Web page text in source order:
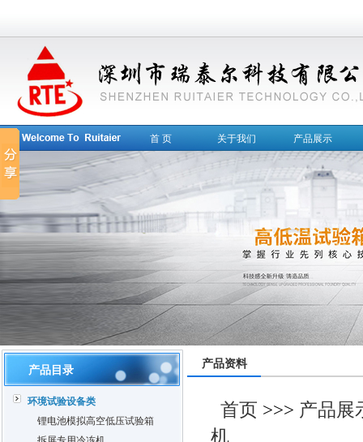
首 页 关于我们 产品展示
产品资料
首页 >>> 产品展
机
产品目录
环境试验设备类
锂电池模拟高空低压试验箱